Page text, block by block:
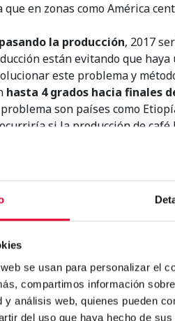
se usan para personalizar el
compartimos información
y análisis web, quienes pueden
del uso que haya hecho de
que en zonas como América
la producción, 2017
están evitando que haya
este problema y
hasta 4 grados hacia finales
son países como
si la producción de
más estables.
de café está viviendo
para los cambios que